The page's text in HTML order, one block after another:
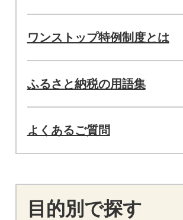
ワンストップ特例制度とは
ふるさと納税の用語集
よくあるご質問
目的別で探す